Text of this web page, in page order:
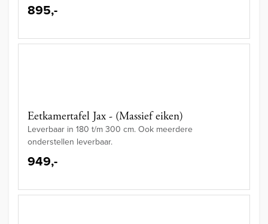
895,-
Eetkamertafel Jax - (Massief eiken)
Leverbaar in 180 t/m 300 cm. Ook meerdere
onderstellen leverbaar.
949,-